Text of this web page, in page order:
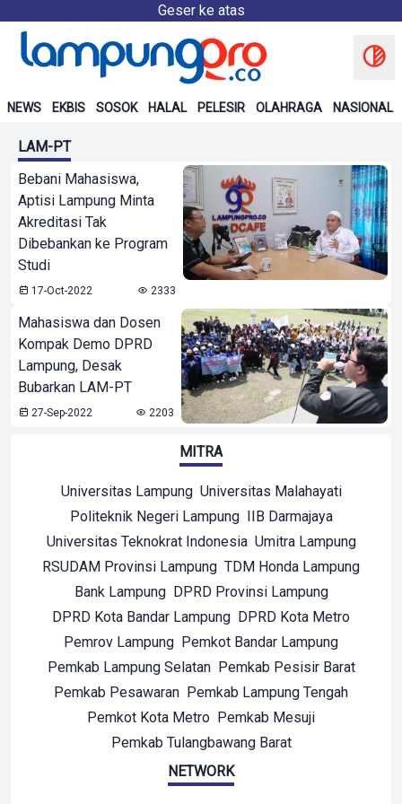
Geser ke atas
NEWS EKBIS SOSOK HALAL PELESIR OLAHRAGA NASIONAL
LAM-PT
Bebani Mahasiswa,
Aptisi Lampung Minta
Akreditasi Tak
Dibebankan ke Program
Studi
17-Oct-2022 2333
Mahasiswa dan Dosen
Kompak Demo DPRD
Lampung, Desak
Bubarkan LAM-PT
27-Sep-2022 2203
MITRA
Universitas Lampung Universitas Malahayati
Politeknik Negeri Lampung IIB Darmajaya
Universitas Teknokrat Indonesia Umitra Lampung
RSUDAM Provinsi Lampung TDM Honda Lampung
Bank Lampung DPRD Provinsi Lampung
DPRD Kota Bandar Lampung DPRD Kota Metro
Pemrov Lampung Pemkot Bandar Lampung
Pemkab Lampung Selatan Pemkab Pesisir Barat
Pemkab Pesawaran Pemkab Lampung Tengah
Pemkot Kota Metro Pemkab Mesuji
Pemkab Tulangbawang Barat
NETWORK